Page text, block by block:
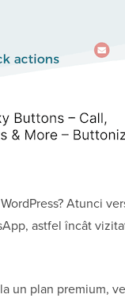
Atunci
astfel încât
un plan premium,